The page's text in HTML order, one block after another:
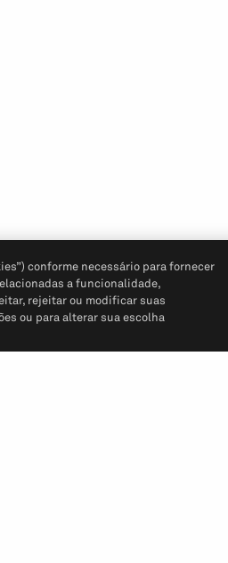
conforme necessário para fornecer
a funcionalidade,
rejeitar ou modificar suas
ou para alterar sua escolha